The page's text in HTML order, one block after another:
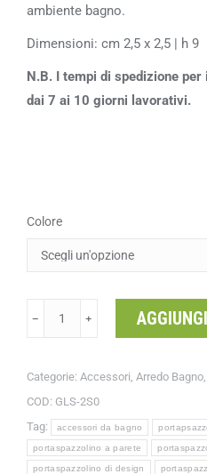
ambiente bagno.
Dimensioni: cm 2,5 x 2,5 | h 9
N.B. I tempi di spedizione
dai 7 ai 10 giorni lavorativi.
Colore
﹣ ﹢
Categorie: Accessori, Arredo Bagno,
COD: GLS-2S0
Tag:
accessori da bagno
portaspazzolino a parete
portaspazzolino di design